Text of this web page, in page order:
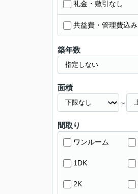
礼金・敷引なし
共益費・管理費込み
築年数
面積
～
間取り
ワンルーム
1DK
2K